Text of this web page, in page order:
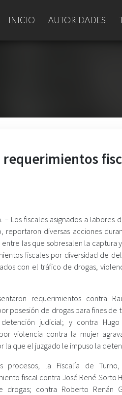
INICIO AUTORIDADES
– Los fiscales asignados a labores
reportaron diversas acciones
entre las que sobresalen la captura
fiscales por diversidad de
con el tráfico de drogas,
requerimientos contra
posesión de drogas para fines de
judicial; y contra Hugo
violencia contra la mujer
la que el juzgado le impuso la
procesos, la Fiscalía de
fiscal contra José René Sorto
drogas; contra Roberto Renán